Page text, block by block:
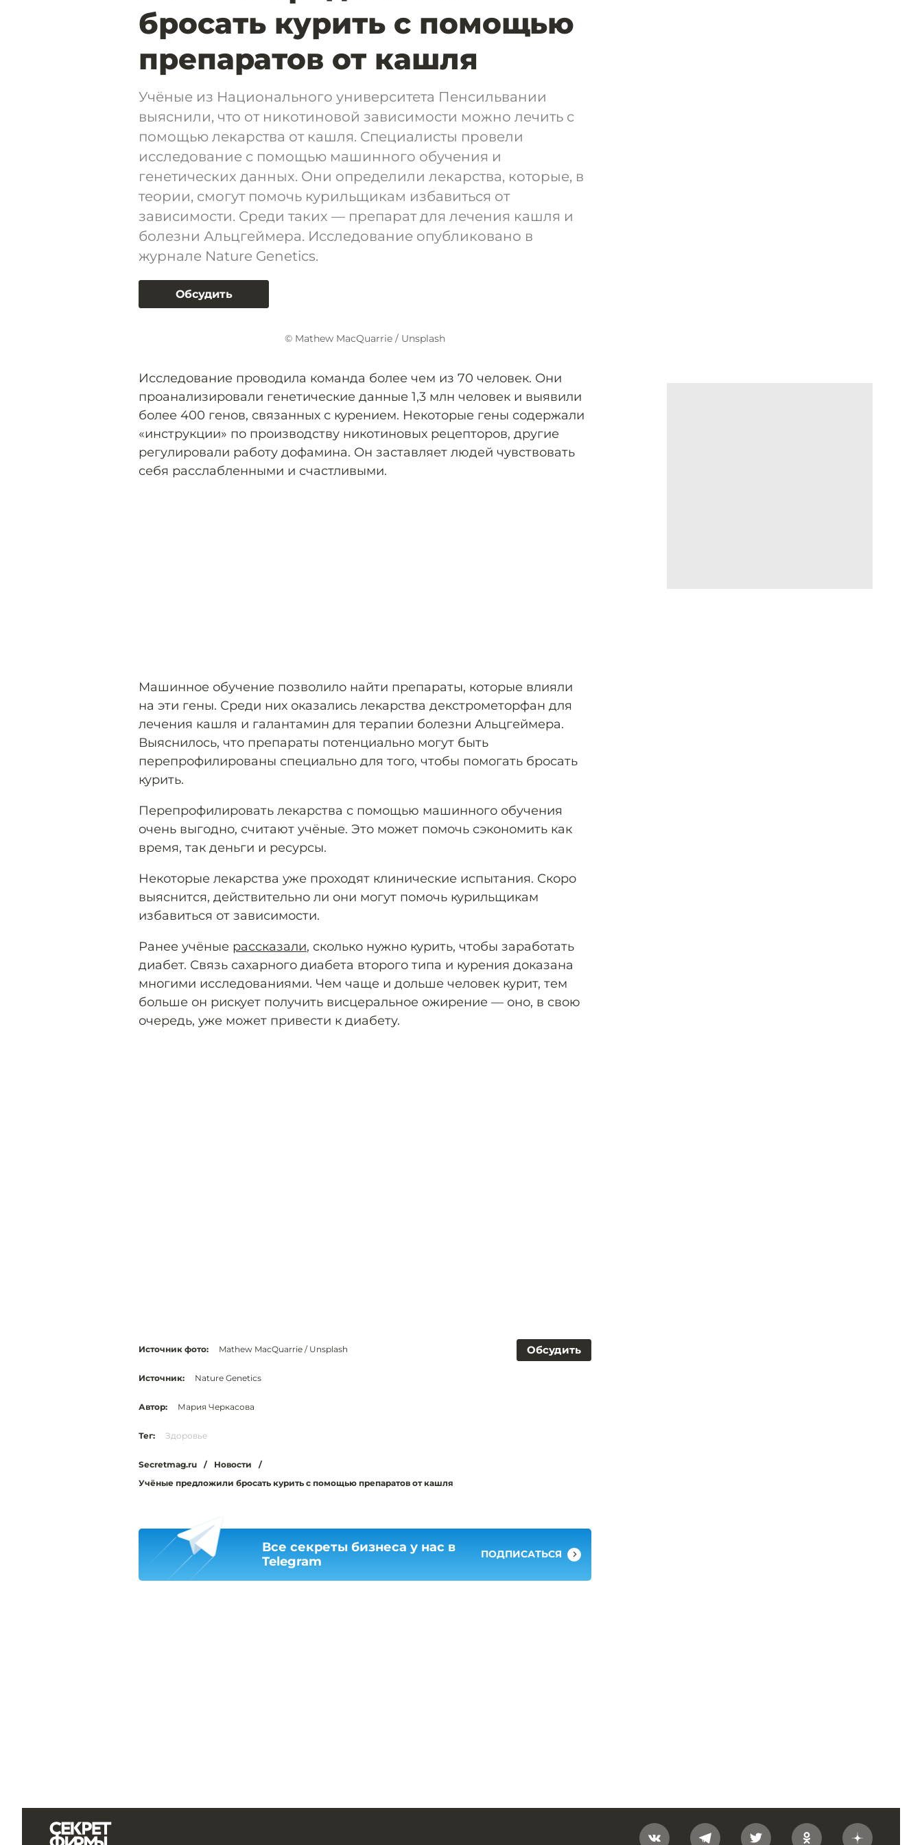
бросать курить с помощью
препаратов от кашля
Учёные из Национального университета Пенсильвании
выяснили, что от никотиновой зависимости можно лечить с
помощью лекарства от кашля. Специалисты провели
исследование с помощью машинного обучения и
генетических данных. Они определили лекарства, которые, в
теории, смогут помочь курильщикам избавиться от
зависимости. Среди таких — препарат для лечения кашля и
болезни Альцгеймера. Исследование опубликовано в
журнале Nature Genetics.
Обсудить
© Mathew MacQuarrie / Unsplash
Исследование проводила команда более чем из 70 человек. Они
проанализировали генетические данные 1,3 млн человек и выявили
более 400 генов, связанных с курением. Некоторые гены содержали
«инструкции» по производству никотиновых рецепторов, другие
регулировали работу дофамина. Он заставляет людей чувствовать
себя расслабленными и счастливыми.
Машинное обучение позволило найти препараты, которые влияли
на эти гены. Среди них оказались лекарства декстрометорфан для
лечения кашля и галантамин для терапии болезни Альцгеймера.
Выяснилось, что препараты потенциально могут быть
перепрофилированы специально для того, чтобы помогать бросать
курить.
Перепрофилировать лекарства с помощью машинного обучения
очень выгодно, считают учёные. Это может помочь сэкономить как
время, так деньги и ресурсы.
Некоторые лекарства уже проходят клинические испытания. Скоро
выяснится, действительно ли они могут помочь курильщикам
избавиться от зависимости.
Ранее учёные рассказали, сколько нужно курить, чтобы заработать
диабет. Связь сахарного диабета второго типа и курения доказана
многими исследованиями. Чем чаще и дольше человек курит, тем
больше он рискует получить висцеральное ожирение — оно, в свою
очередь, уже может привести к диабету.
Обсудить
Источник фото: Mathew MacQuarrie / Unsplash
Источник: Nature Genetics
Автор: Мария Черкасова
Тег: Здоровье
Secretmag.ru / Новости
/
Учёные предложили бросать курить с помощью препаратов от кашля
Все секреты бизнеса у нас в
Telegram
ПОДПИСАТЬСЯ